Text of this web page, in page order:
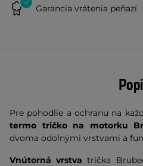
Garancia vrátenia peňazí
Pre pohodlie a ochranu na
termo tričko na motorku
dvoma odolnými vrstvami a
Vnútorná vrstva trička